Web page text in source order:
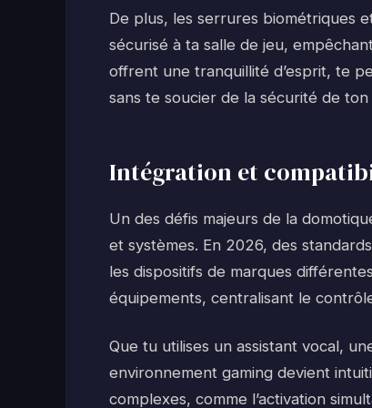
De plus, les serrures biométriques
sécurisé à ta salle de jeu,
offrent une tranquillité d’esprit, te
sans te soucier de la sécurité de
Intégration et
Un des défis majeurs de la
et systèmes. En 2026, des
les dispositifs de marques
équipements, centralisant le
Que tu utilises un assistant vocal,
environnement gaming devient
complexes, comme l’activation